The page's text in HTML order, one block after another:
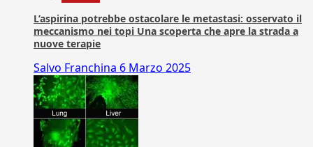
L’aspirina potrebbe ostacolare le metastasi: osservato il
meccanismo nei topi Una scoperta che apre la strada a
nuove terapie
Salvo Franchina 6 Marzo 2025